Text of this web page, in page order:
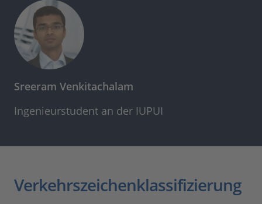
Sreeram Venkitachalam
Ingenieurstudent an der IUPUI
Verkehrszeichenklassifizierung